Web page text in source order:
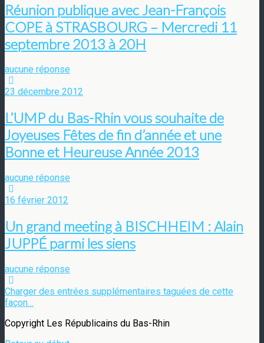
Réunion publique avec Jean-François
COPE à STRASBOURG – Mercredi 11
septembre 2013 à 20H
aucune réponse
23 décembre 2012
L’UMP du Bas-Rhin vous souhaite de
Joyeuses Fêtes de fin d’année et une
Bonne et Heureuse Année 2013
aucune réponse
16 février 2012
Un grand meeting à BISCHHEIM : Alain
JUPPÉ parmi les siens
aucune réponse
Charger des entrées supplémentaires taguées de cette
façon…
Copyright Les Républicains du Bas-Rhin